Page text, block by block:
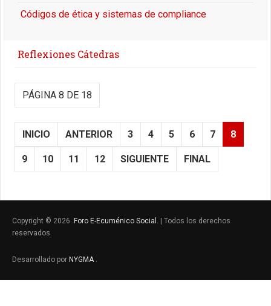
Códigos de ética y sistemas de compliance
Reflexiones Cátedras
PÁGINA 8 DE 18
INICIO ANTERIOR 3 4 5 6 7 8
9 10 11 12 SIGUIENTE FINAL
Copyright © 2026. Foro E-Ecuménico Social . | Todos los derechos
reservados.
Desarrollado por NYGMA .